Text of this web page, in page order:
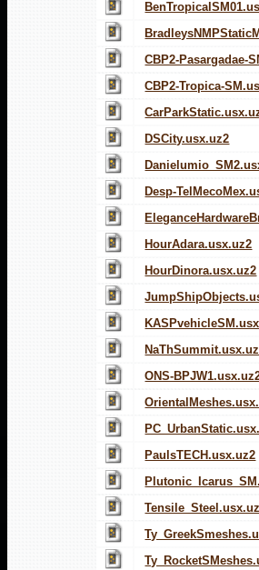
CBP2-Pasargadae-
CBP2-Tropica-
DSCity.usx.uz2
Desp-
HourAdara.usx.uz2
HourDinora.usx.uz2
ONS-
PaulsTECH.usx.uz2